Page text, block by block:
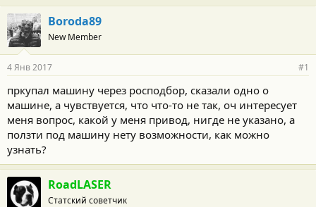
в
т
о
р
т
е
м
ы
а
т
а
н
а
а
л
а
Boroda89
New Member
4 Янв 2017 #1
пркупал машину через росподбор, сказали одно о
машине, а чувствуется, что что-то не так, оч интересует
меня вопрос, какой у меня привод, нигде не указано, а
ползти под машину нету возможности, как можно
узнать?
RoadLASER
Статский советчик